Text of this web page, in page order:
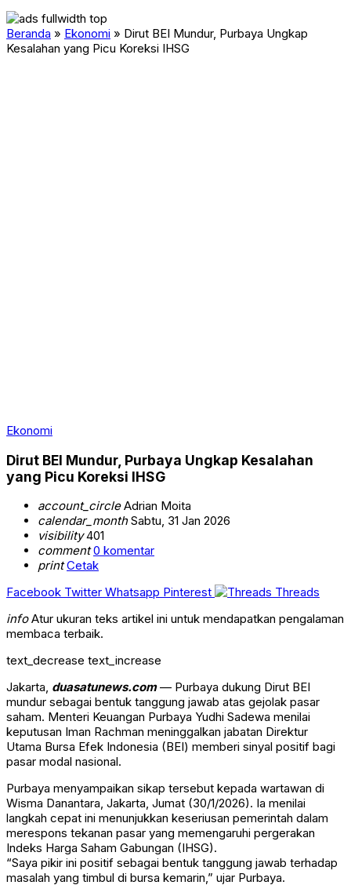
Beranda » Ekonomi » Dirut BEI Mundur, Purbaya Ungkap
Kesalahan yang Picu Koreksi IHSG
Ekonomi
Dirut BEI Mundur, Purbaya Ungkap Kesalahan
yang Picu Koreksi IHSG
account_circleAdrian Moita
calendar_monthSabtu, 31 Jan 2026
visibility401
comment 0 komentar
print Cetak
Facebook Twitter Whatsapp Pinterest
Threads
infoAtur ukuran teks artikel ini untuk mendapatkan pengalaman
membaca terbaik.
text_decrease text_increase
Jakarta, duasatunews.com— Purbaya dukung Dirut BEI
mundur sebagai bentuk tanggung jawab atas gejolak pasar
saham. Menteri Keuangan Purbaya Yudhi Sadewa menilai
keputusan Iman Rachman meninggalkan jabatan Direktur
Utama Bursa Efek Indonesia (BEI) memberi sinyal positif bagi
pasar modal nasional.
Purbaya menyampaikan sikap tersebut kepada wartawan di
Wisma Danantara, Jakarta, Jumat (30/1/2026). Ia menilai
langkah cepat ini menunjukkan keseriusan pemerintah dalam
merespons tekanan pasar yang memengaruhi pergerakan
Indeks Harga Saham Gabungan (IHSG).
“Saya pikir ini positif sebagai bentuk tanggung jawab terhadap
masalah yang timbul di bursa kemarin,” ujar Purbaya.